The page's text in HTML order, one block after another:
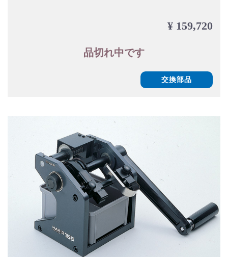
¥ 159,720
品切れ中です
交換部品